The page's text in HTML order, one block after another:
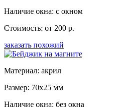
Наличие окна: с окном
Стоимость: от 200 р.
заказать похожий
Материал: акрил
Размер: 70x25 мм
Наличие окна: без окна